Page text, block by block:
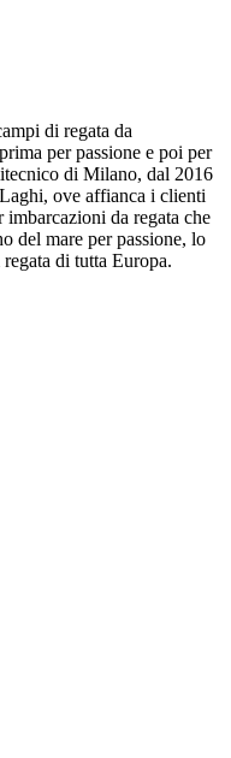
di regata da
per passione e poi per
di Milano, dal 2016
ove affianca i clienti
da regata che
del mare per passione, lo
di tutta Europa.